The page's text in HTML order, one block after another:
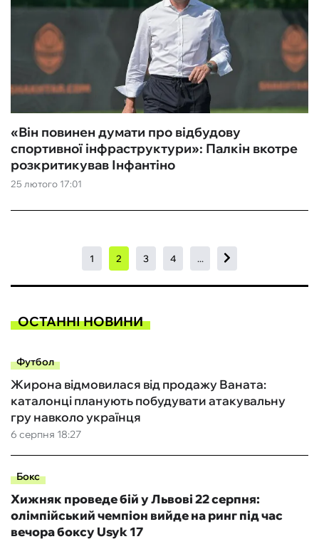
25 лютого 17:01
«Він повинен думати про відбудову
спортивної інфраструктури»: Палкін вкотре
розкритикував Інфантіно
1 2 3 4 ...
ОСТАННІ НОВИНИ
Футбол
6 серпня 18:27
Жирона відмовилася від продажу Ваната:
каталонці планують побудувати атакувальну
гру навколо українця
Бокс
Хижняк проведе бій у Львові 22 серпня:
олімпійський чемпіон вийде на ринг під час
вечора боксу Usyk 17